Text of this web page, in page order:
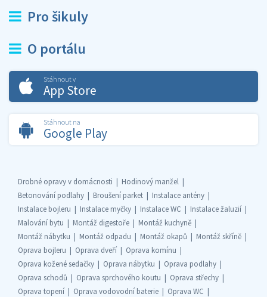
Pro šikuly
O portálu
Stáhnout v
App Store
Stáhnout na
Google Play
Drobné opravy v domácnosti
Hodinový manžel
Betonování podlahy
Broušení parket
Instalace antény
Instalace bojleru
Instalace myčky Instalace WC
Instalace žaluzií
Malování bytu
Montáž digestoře
Montáž kuchyně
Montáž nábytku
Montáž odpadu Montáž okapů
Montáž skříně
Oprava bojleru
Oprava dveří
Oprava komínu
Oprava kožené sedačky
Oprava nábytku
Oprava podlahy
Oprava schodů
Oprava sprchového koutu
Oprava střechy
Oprava topení
Oprava vodovodní baterie
Oprava WC